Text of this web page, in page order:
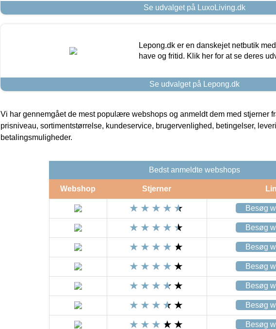
Se udvalget på LuxoLiving.dk
Lepong.dk er en danskejet netbutik
have og fritid. Klik her for at se deres
Se udvalget på Lepong.dk
Vi har gennemgået de mest populære webshops og anmeldt dem med stjerner
prisniveau, sortimentstørrelse, kundeservice, brugervenlighed, betingelser,
betalingsmuligheder.
Bedst anmeldte webshops
Webshop Stjerner
Besøg
Besøg
Besøg
Besøg
Besøg
Besøg
Besøg